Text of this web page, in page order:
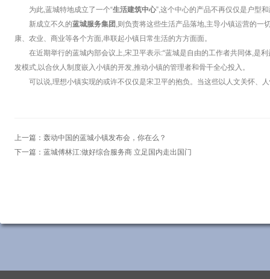
为此,蓝城特地成立了一个“生活建筑中心”,这个中心的产品不再仅仅是户型
新成立不久的蓝城服务集团 ,则负责将这些生活产品落地,主导小镇运营的一
康、农业、商业等各个方面,串联起小镇日常生活的方方面面。
在近期举行的蓝城内部会议上,宋卫平表示:“蓝城是自由的工作者共同体,是
发模式,以合伙人制度嵌入小镇的开发,推动小镇的管理者和骨干全心投入。
可以说,理想小镇实现的或许不仅仅是宋卫平的抱负。当这些以人文关怀、
上一篇： 轰动中国的蓝城小镇发布会，你在么？
下一篇： 蓝城傅林江:做好综合服务商 立足国内走出国门